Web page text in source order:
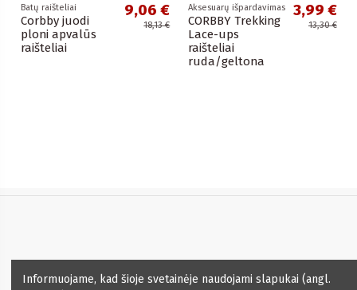
Batų raišteliai
Corbby juodi
ploni apvalūs
raišteliai
9,06 €
18,13 €
Aksesuarų išpardavimas
CORBBY Trekking
Lace-ups
raišteliai
ruda/geltona
3,99 €
13,30 €
Informuojame, kad šioje svetainėje naudojami slapukai (angl.